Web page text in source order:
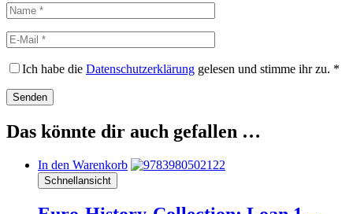
Name
E-
Mail
Ich habe die Datenschutzerklärung gelesen und stimme ihr zu. *
Das könnte dir auch gefallen …
In den Warenkorb
Schnellansicht